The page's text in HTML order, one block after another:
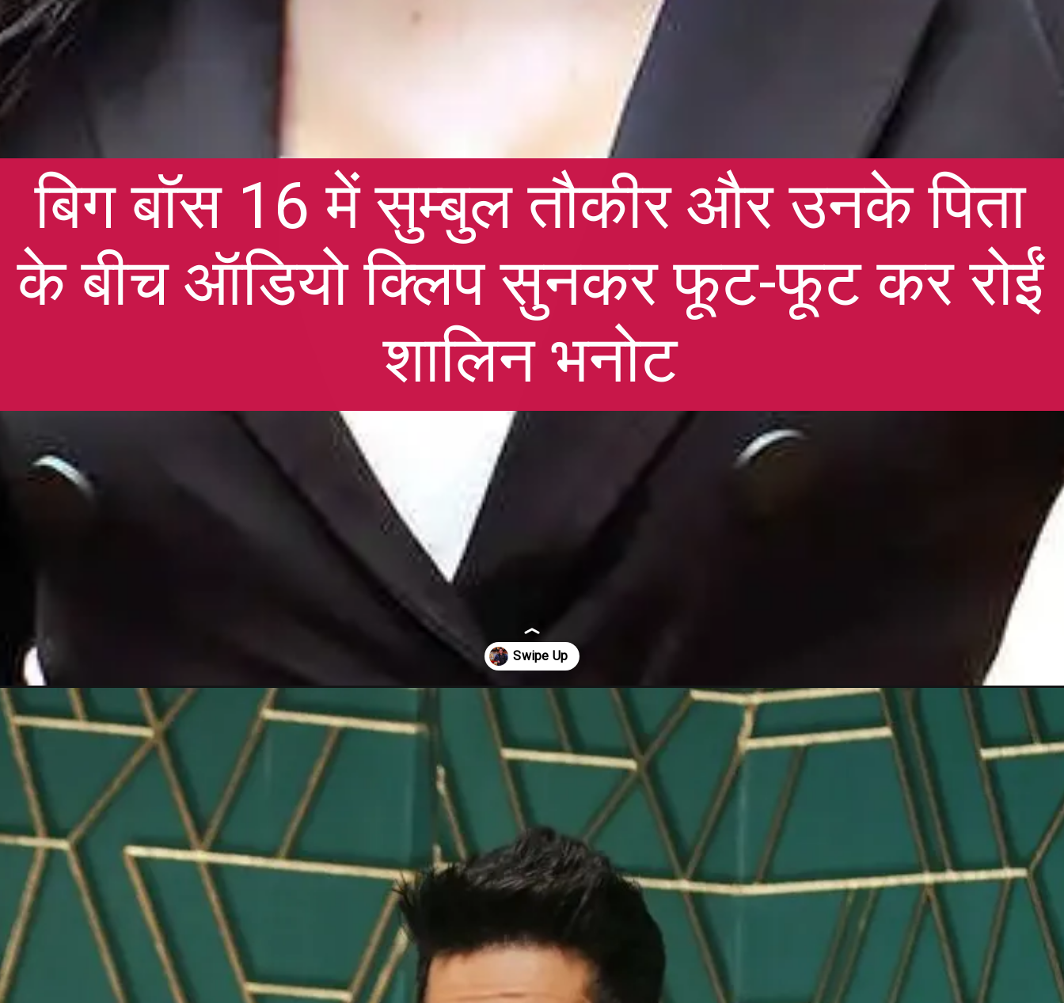
बिग बॉस 16 में सुम्बुल तौकीर और उनके पिता
के बीच ऑडियो क्लिप सुनकर फूट-फूट कर रोईं
शालिन भनोट
Opening https://gazetapost.com/salman-khan-charge-rs-1000-crore-for-hosting-bigg-boss-16/57822/